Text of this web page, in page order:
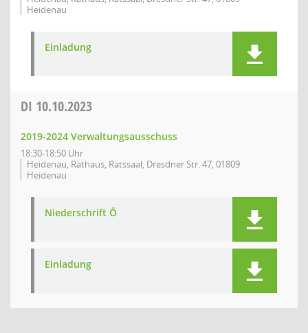
Heidenau
Einladung
DI 10.10.2023
2019-2024 Verwaltungsausschuss
18:30-18:50 Uhr
Heidenau, Rathaus, Ratssaal, Dresdner Str. 47, 01809
Heidenau
Niederschrift Ö
Einladung